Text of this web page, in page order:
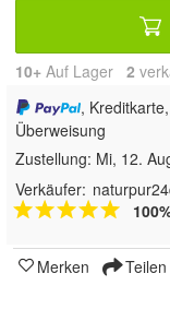
10+ Auf Lager 2
,
Überweisung
Zustellung: Mi, 12.
Verkäufer:
Merken Teilen